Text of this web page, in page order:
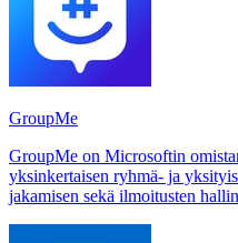
GroupMe
GroupMe on Microsoftin
yksinkertaisen ryhmä- ja
jakamisen sekä ilmoitusten